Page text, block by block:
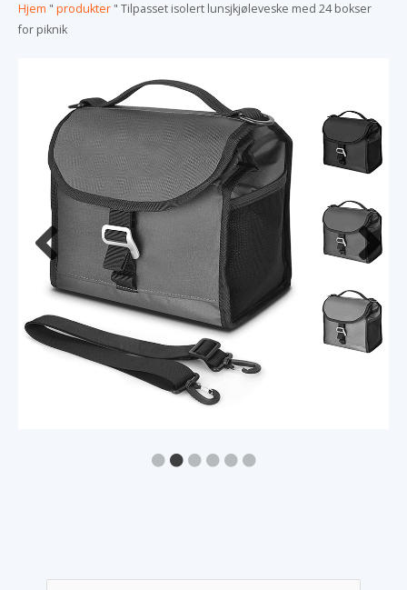
Hjem " produkter " Tilpasset isolert lunsjkjøleveske med 24 bokser
for piknik